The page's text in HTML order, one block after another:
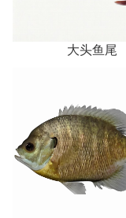
大头鱼尾